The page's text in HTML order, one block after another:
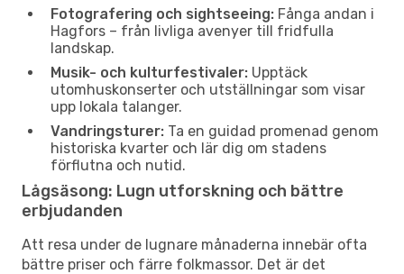
Fotografering och sightseeing: Fånga andan i
Hagfors – från livliga avenyer till fridfulla
landskap.
Musik- och kulturfestivaler: Upptäck
utomhuskonserter och utställningar som visar
upp lokala talanger.
Vandringsturer: Ta en guidad promenad genom
historiska kvarter och lär dig om stadens
förflutna och nutid.
Lågsäsong: Lugn utforskning och bättre
erbjudanden
Att resa under de lugnare månaderna innebär ofta
bättre priser och färre folkmassor. Det är det